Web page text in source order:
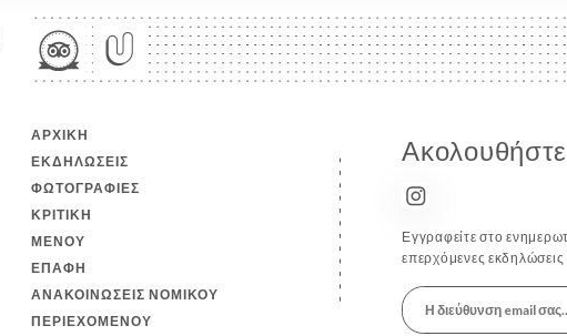
ΑΡΧΙΚΉ
ΕΚΔΗΛΏΣΕΙΣ
ΦΩΤΟΓΡΑΦΊΕΣ
ΚΡΙΤΙΚΉ
ΜΕΝΟΎ
ΕΠΑΦΉ
ΑΝΑΚΟΙΝΏΣΕΙΣ ΝΟΜΙΚΟΎ
ΠΕΡΙΕΧΟΜΈΝΟΥ
Εγγραφείτε στο
επερχόμενες εκδηλώσεις